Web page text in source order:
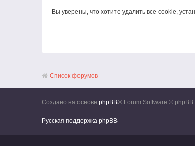
Вы уверены, что хотите удалить все cookie,
Список форумов
Создано на основе phpBB® Forum Software © phpBB
Русская поддержка phpBB